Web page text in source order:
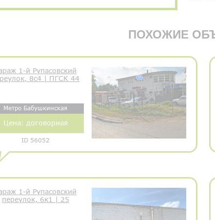
ПОХОЖИЕ
1-й Рупасовский
8с4 | ПГСК 44
Метро Бабушкинская
Цена: договорная
ID 56052
1-й Рупасовский
переулок, 6к1 | 25